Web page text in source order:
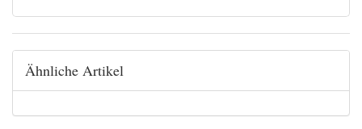
Ähnliche Artikel